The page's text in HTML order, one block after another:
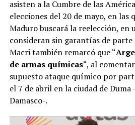
asisten a la Cumbre de las
elecciones del 20 de mayo, en las
Maduro buscará la reelección, en
consideran sin garantías de parte
Macri también remarcó que “
de armas químicas“, al
supuesto ataque químico por
el 7 de abril en la ciudad de Duma
Damasco-.